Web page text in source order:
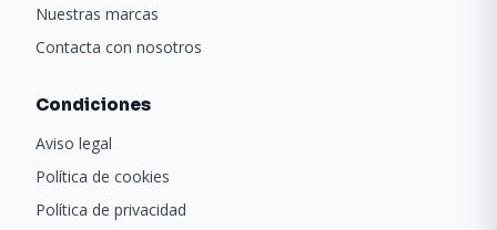
Nuestras marcas
Contacta con nosotros
Condiciones
Aviso legal
Política de cookies
Política de privacidad